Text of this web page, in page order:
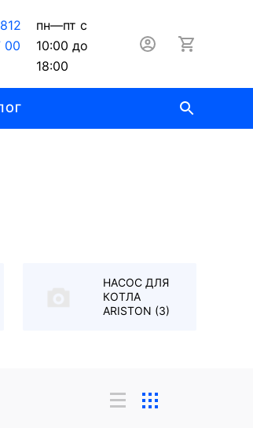
00
пн—пт с
10:00 до
18:00
НАСОС ДЛЯ
КОТЛА
ARISTON (3)